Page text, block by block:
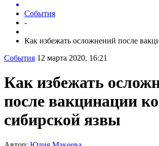
События
-
Как избежать осложнений после
События 12 марта 2020, 16:21
Как избежать
после вакцинации
сибирской язвы